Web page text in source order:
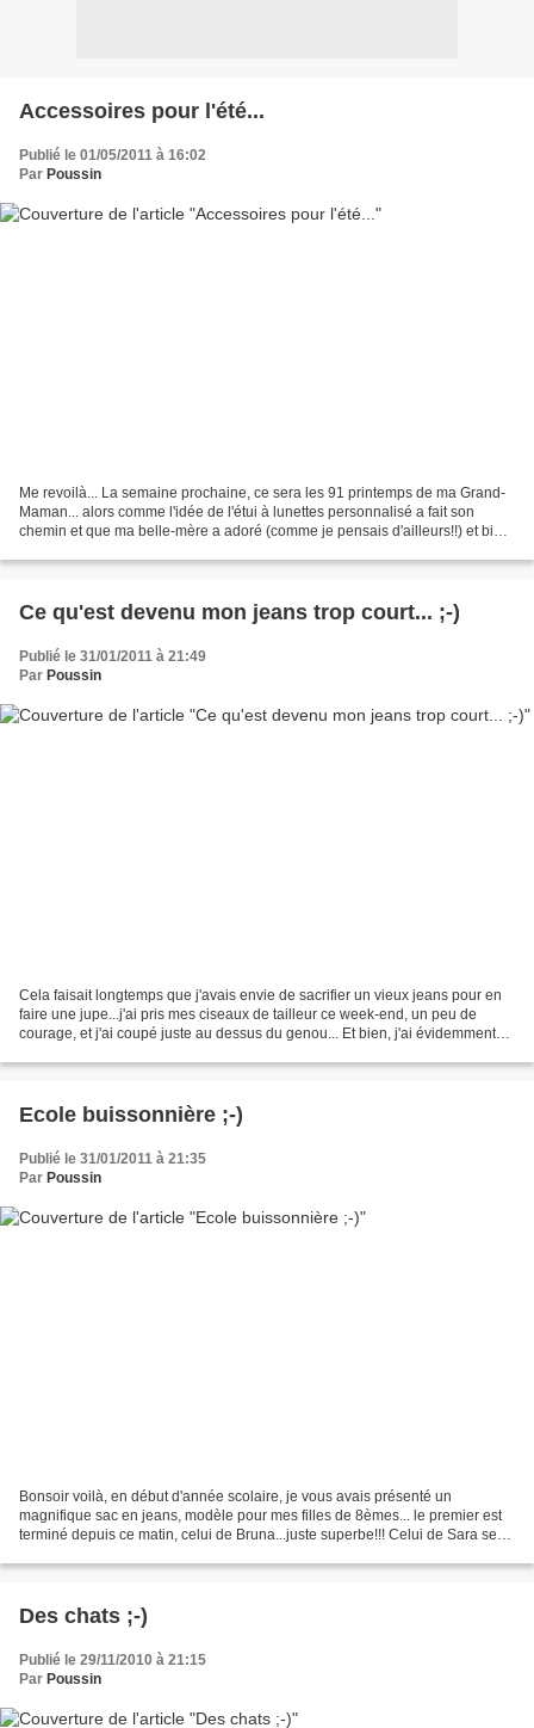
Accessoires pour l'été...
Publié le 01/05/2011 à 16:02
Par Poussin
Me revoilà... La semaine prochaine, ce sera les 91 printemps de ma Grand-
Maman... alors comme l'idée de l'étui à lunettes personnalisé a fait son
chemin et que ma belle-mère a adoré (comme je pensais d'ailleurs!!) et bien
Ce qu'est devenu mon jeans trop court... ;-)
Publié le 31/01/2011 à 21:49
Par Poussin
Cela faisait longtemps que j'avais envie de sacrifier un vieux jeans pour en
faire une jupe...j'ai pris mes ciseaux de tailleur ce week-end, un peu de
courage, et j'ai coupé juste au dessus du genou... Et bien, j'ai évidemment
Ecole buissonnière ;-)
Publié le 31/01/2011 à 21:35
Par Poussin
Bonsoir voilà, en début d'année scolaire, je vous avais présenté un
magnifique sac en jeans, modèle pour mes filles de 8èmes... le premier est
terminé depuis ce matin, celui de Bruna...juste superbe!!! Celui de Sara sera
Des chats ;-)
Publié le 29/11/2010 à 21:15
Par Poussin